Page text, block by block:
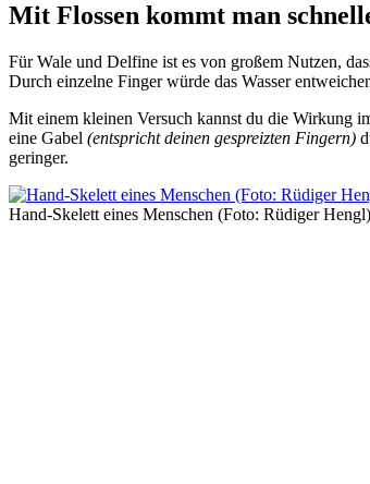
Mit Flossen kommt man
Für Wale und Delfine ist es von großem Nutzen,
Durch einzelne Finger würde das Wasser
Mit einem kleinen Versuch kannst du die Wirkung
eine Gabel (entspricht deinen gespreizten Fingern)
geringer.
Hand-Skelett eines Menschen (Foto: Rüdiger Hengl)